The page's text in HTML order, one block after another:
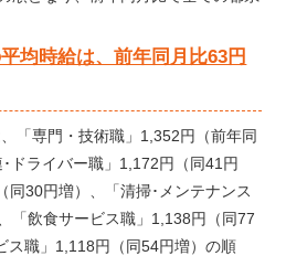
均時給は、前年同月比63円
「専門・技術職」1,352円（前年同
ドライバー職」1,172円（同41円
同30円増）、「清掃･メンテナンス
「飲食サービス職」1,138円（同77
ス職」1,118円（同54円増）の順